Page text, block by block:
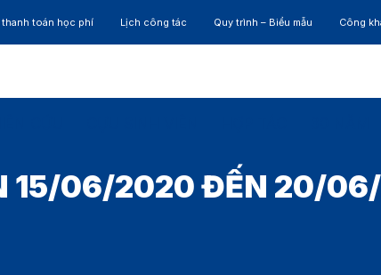
thanh toán học phí Lịch công tác Quy trình – Biểu mẫu Công
15/06/2020 ĐẾN 20/